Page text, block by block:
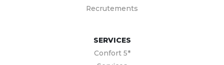
Recrutements
SERVICES
Confort 5*